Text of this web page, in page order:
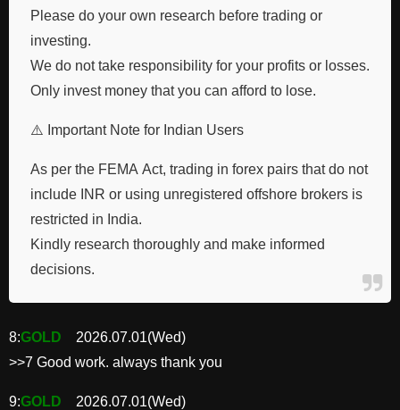
Please do your own research before trading or
investing.
We do not take responsibility for your profits or losses.
Only invest money that you can afford to lose.
⚠️ Important Note for Indian Users
As per the FEMA Act, trading in forex pairs that do not
include INR or using unregistered offshore brokers is
restricted in India.
Kindly research thoroughly and make informed
decisions.
8:GOLD
2026.07.01(Wed)
>>7 Good work. always thank you
9:GOLD
2026.07.01(Wed)